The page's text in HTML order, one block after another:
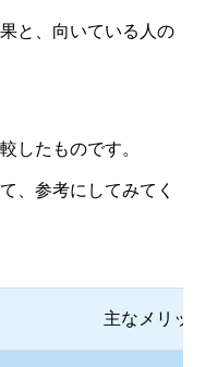
と、向いている人の
したものです。
、参考にしてみてく
主なメリッ